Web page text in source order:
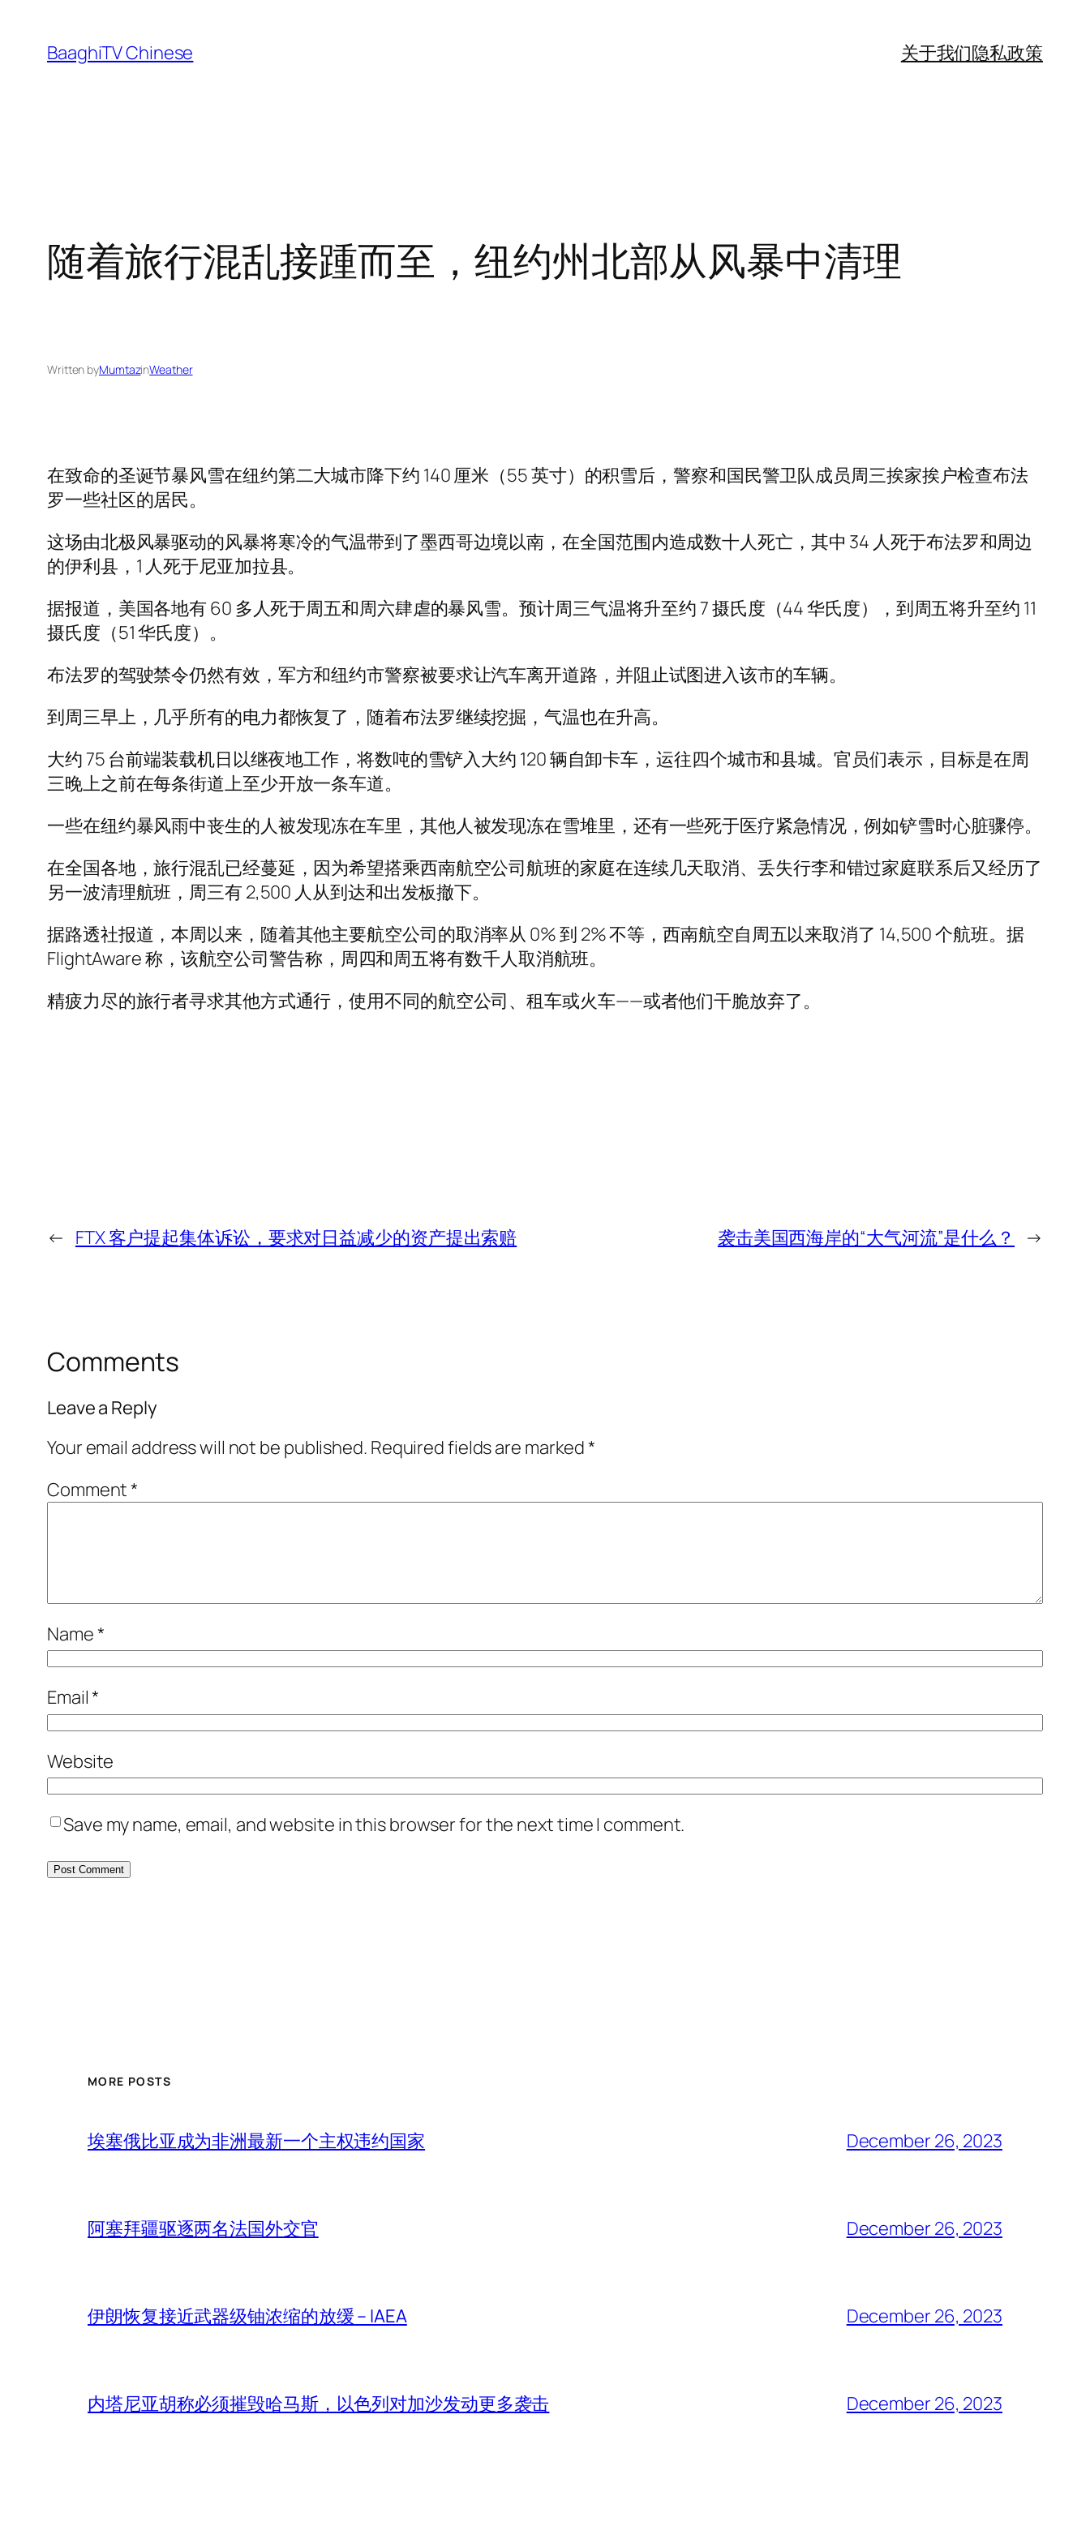
content
BaaghiTV Chinese 关于我们隐私政策
随着旅行混乱接踵而至，纽约州北部从风暴中清理
Written byMumtazinWeather
在致命的圣诞节暴风雪在纽约第二大城市降下约 140 厘米（55 英寸）的积雪后，警察和国民警卫队成员周三挨家挨户检查布法
罗一些社区的居民。
这场由北极风暴驱动的风暴将寒冷的气温带到了墨西哥边境以南，在全国范围内造成数十人死亡，其中 34 人死于布法罗和周边
的伊利县，1 人死于尼亚加拉县。
据报道，美国各地有 60 多人死于周五和周六肆虐的暴风雪。预计周三气温将升至约 7 摄氏度（44 华氏度），到周五将升至约 11
摄氏度（51 华氏度）。
布法罗的驾驶禁令仍然有效，军方和纽约市警察被要求让汽车离开道路，并阻止试图进入该市的车辆。
到周三早上，几乎所有的电力都恢复了，随着布法罗继续挖掘，气温也在升高。
大约 75 台前端装载机日以继夜地工作，将数吨的雪铲入大约 120 辆自卸卡车，运往四个城市和县城。官员们表示，目标是在周
三晚上之前在每条街道上至少开放一条车道。
一些在纽约暴风雨中丧生的人被发现冻在车里，其他人被发现冻在雪堆里，还有一些死于医疗紧急情况，例如铲雪时心脏骤停。
在全国各地，旅行混乱已经蔓延，因为希望搭乘西南航空公司航班的家庭在连续几天取消、丢失行李和错过家庭联系后又经历了
另一波清理航班，周三有 2,500 人从到达和出发板撤下。
据路透社报道，本周以来，随着其他主要航空公司的取消率从 0% 到 2% 不等，西南航空自周五以来取消了 14,500 个航班。据
FlightAware 称，该航空公司警告称，周四和周五将有数千人取消航班。
精疲力尽的旅行者寻求其他方式通行，使用不同的航空公司、租车或火车——或者他们干脆放弃了。
← FTX 客户提起集体诉讼，要求对日益减少的资产提出索赔 袭击美国西海岸的“大气河流”是什么？ →
Comments
Leave a Reply
Your email address will not be published. Required fields are marked*
Comment*
Name*
Email*
Website
Save my name, email, and website in this browser for the next time I comment.
MORE POSTS
埃塞俄比亚成为非洲最新一个主权违约国家 December 26, 2023
阿塞拜疆驱逐两名法国外交官 December 26, 2023
伊朗恢复接近武器级铀浓缩的放缓 – IAEA December 26, 2023
内塔尼亚胡称必须摧毁哈马斯，以色列对加沙发动更多袭击 December 26, 2023